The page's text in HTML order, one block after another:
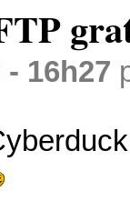
- 16h27